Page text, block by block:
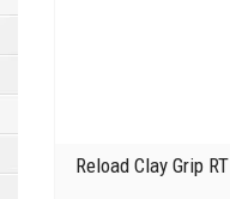
Reload Clay Grip RT